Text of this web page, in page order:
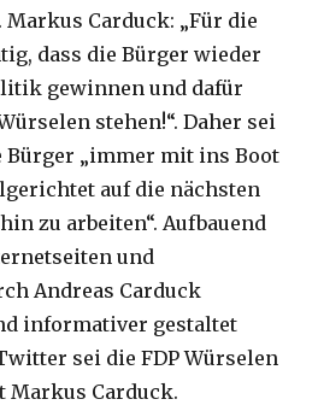
Markus Carduck: „Für die
dass die Bürger wieder
gewinnen und dafür
stehen!“. Daher sei
Bürger „immer mit ins Boot
auf die nächsten
zu arbeiten“. Aufbauend
und
Andreas Carduck
informativer gestaltet
sei die FDP Würselen
Markus Carduck.